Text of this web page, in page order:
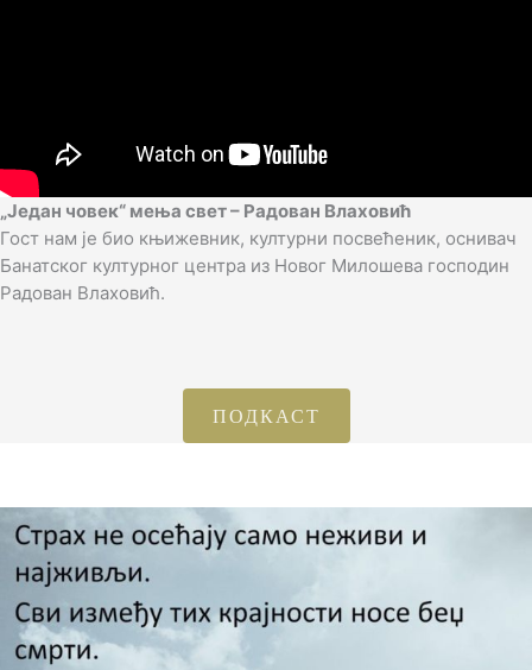
„Један човек“ мења свет – Радован Влаховић
Гост нам је био књижевник, културни посвећеник, оснивач
Банатског културног центра из Новог Милошева господин
Радован Влаховић.
ПОДКАСТ